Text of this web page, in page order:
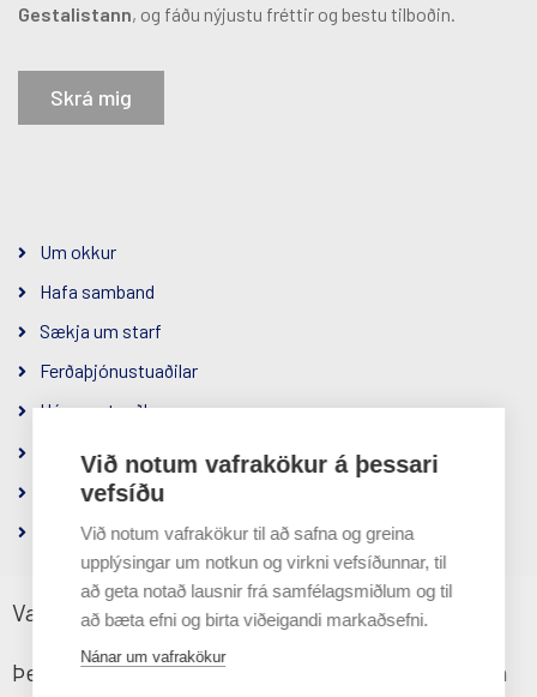
Gestalistann, og fáðu nýjustu fréttir og bestu tilboðin.
Skrá mig
Um okkur
Hafa samband
Sækja um starf
Ferðaþjónustuaðilar
Hópamatseðlar
Samfélagsábyrgð
Um félagið
Persónuverndarstefna
Hluti af
Við notum vafrakökur á þessari
vefsíðu
Við notum vafrakökur til að safna og greina
upplýsingar um notkun og virkni vefsíðunnar, til
að geta notað lausnir frá samfélagsmiðlum og til
að bæta efni og birta viðeigandi markaðsefni.
Nánar um vafrakökur
Vafrakökustefna
Þessi vefsíða notar vafrakökur til að tryggja sem